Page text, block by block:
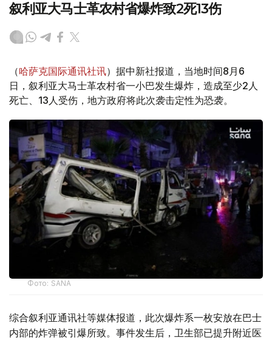
叙利亚大马士革农村省爆炸致2死13伤
（哈萨克国际通讯社讯）据中新社报道，当地时间8月6
日，叙利亚大马士革农村省一小巴发生爆炸，造成至少2人
死亡、13人受伤，地方政府将此次袭击定性为恐袭。
Фото: SANA
综合叙利亚通讯社等媒体报道，此次爆炸系一枚安放在巴士
内部的炸弹被引爆所致。事件发生后，卫生部已提升附近医